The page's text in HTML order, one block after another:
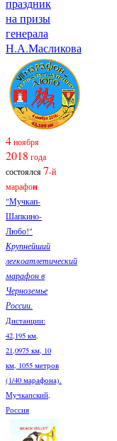
праздник
на призы
генерала
Н.А.Масликова
4ноября
2018 года
состоялся7-й
марафон
"Мучкап-
Шапкино-
Любо!"
Крупнейший
легкоатлетический
марафон в
Черноземье
России.
Дистанции:
42,195 км,
21,0975 км, 10
км, 1055 метров
(1/40 марафона).
Мучкапский,
Россия